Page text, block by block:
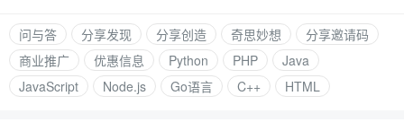
问与答 分享发现 分享创造 奇思妙想
分享邀请码
商业推广
优惠信息 Python PHP
Java
JavaScript
Node.js Go语言 C++ HTML